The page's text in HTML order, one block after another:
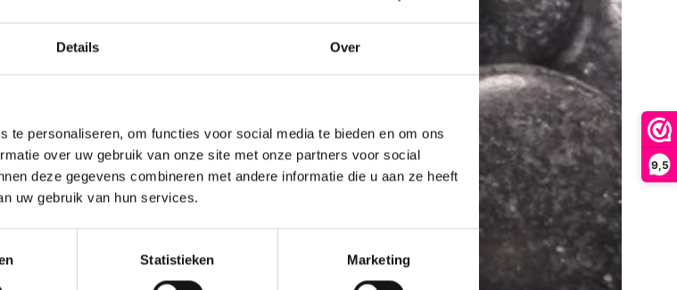
9,5
Details Over
te personaliseren, om functies voor social media te bieden en om ons
over uw gebruik van onze site met onze partners voor social
deze gegevens combineren met andere informatie die u aan ze heeft
uw gebruik van hun services.
Statistieken Marketing